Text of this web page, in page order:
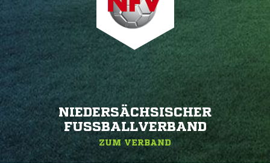
NIEDERSÄCHSISCHER
FUSSBALLVERBAND
ZUM VERBAND